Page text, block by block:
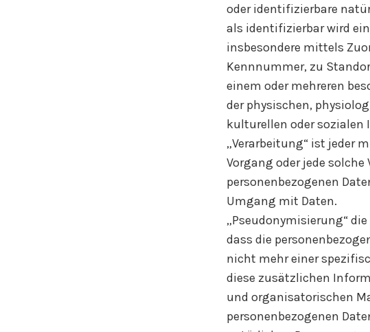
oder identifizierbare
als identifizierbar wird
insbesondere mittels
Kennnummer, zu
einem oder mehreren
der physischen,
kulturellen oder sozialen
„Verarbeitung“ ist jeder
Vorgang oder jede
personenbezogenen
Umgang mit Daten.
„Pseudonymisierung“
dass die
nicht mehr einer
diese zusätzlichen
und organisatorischen
personenbezogenen